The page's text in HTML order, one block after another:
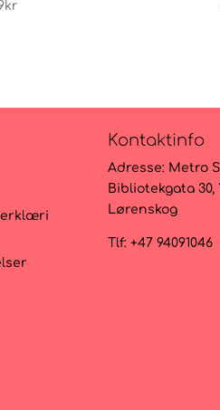
kr
Kontaktinfo
Adresse: Metro
Bibliotekgata 30,
Lørenskog
Tlf: +47 94091046